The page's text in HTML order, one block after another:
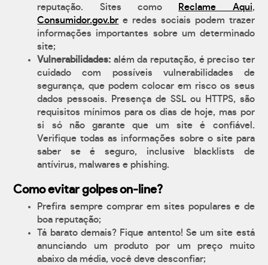
reputação. Sites como
Reclame Aqui,
Consumidor.gov.br e redes sociais podem trazer
informações importantes sobre um determinado
site;
Vulnerabilidades: além da reputação, é preciso ter
cuidado com possíveis vulnerabilidades de
segurança, que podem colocar em risco os seus
dados pessoais. Presença de SSL ou HTTPS, são
requisitos mínimos para os dias de hoje, mas por
si só não garante que um site é confiável.
Verifique todas as informações sobre o site para
saber se é seguro, inclusive blacklists de
antívirus, malwares e phishing.
Como evitar golpes on-line?
Prefira sempre comprar em sites populares e de
boa reputação;
Tá barato demais? Fique antento! Se um site está
anunciando um produto por um preço muito
abaixo da média, você deve desconfiar;